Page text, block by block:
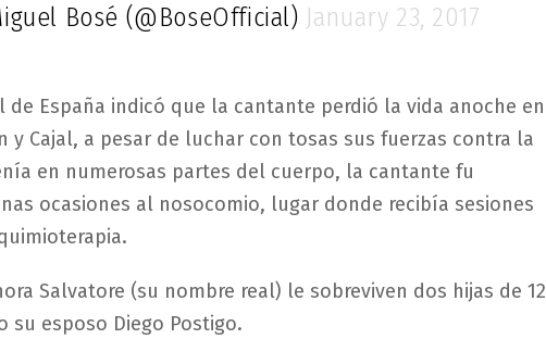
Bosé (@BoseOfficial) January 23, 2017
de España indicó que la cantante perdió la vida anoche en
y Cajal, a pesar de luchar con tosas sus fuerzas contra la
en numerosas partes del cuerpo, la cantante fu
ocasiones al nosocomio, lugar donde recibía sesiones
Salvatore (su nombre real) le sobreviven dos hijas de 12
su esposo Diego Postigo.